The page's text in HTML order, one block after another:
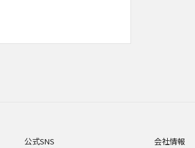
公式SNS 会社情報